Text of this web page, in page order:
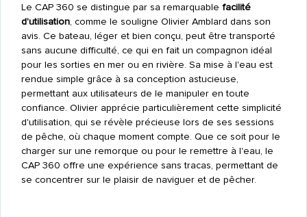
Le CAP 360 se distingue par sa remarquable facilité
d'utilisation, comme le souligne Olivier Amblard dans son
avis. Ce bateau, léger et bien conçu, peut être transporté
sans aucune difficulté, ce qui en fait un compagnon idéal
pour les sorties en mer ou en rivière. Sa mise à l'eau est
rendue simple grâce à sa conception astucieuse,
permettant aux utilisateurs de le manipuler en toute
confiance. Olivier apprécie particulièrement cette simplicité
d'utilisation, qui se révèle précieuse lors de ses sessions
de pêche, où chaque moment compte. Que ce soit pour le
charger sur une remorque ou pour le remettre à l'eau, le
CAP 360 offre une expérience sans tracas, permettant de
se concentrer sur le plaisir de naviguer et de pêcher.